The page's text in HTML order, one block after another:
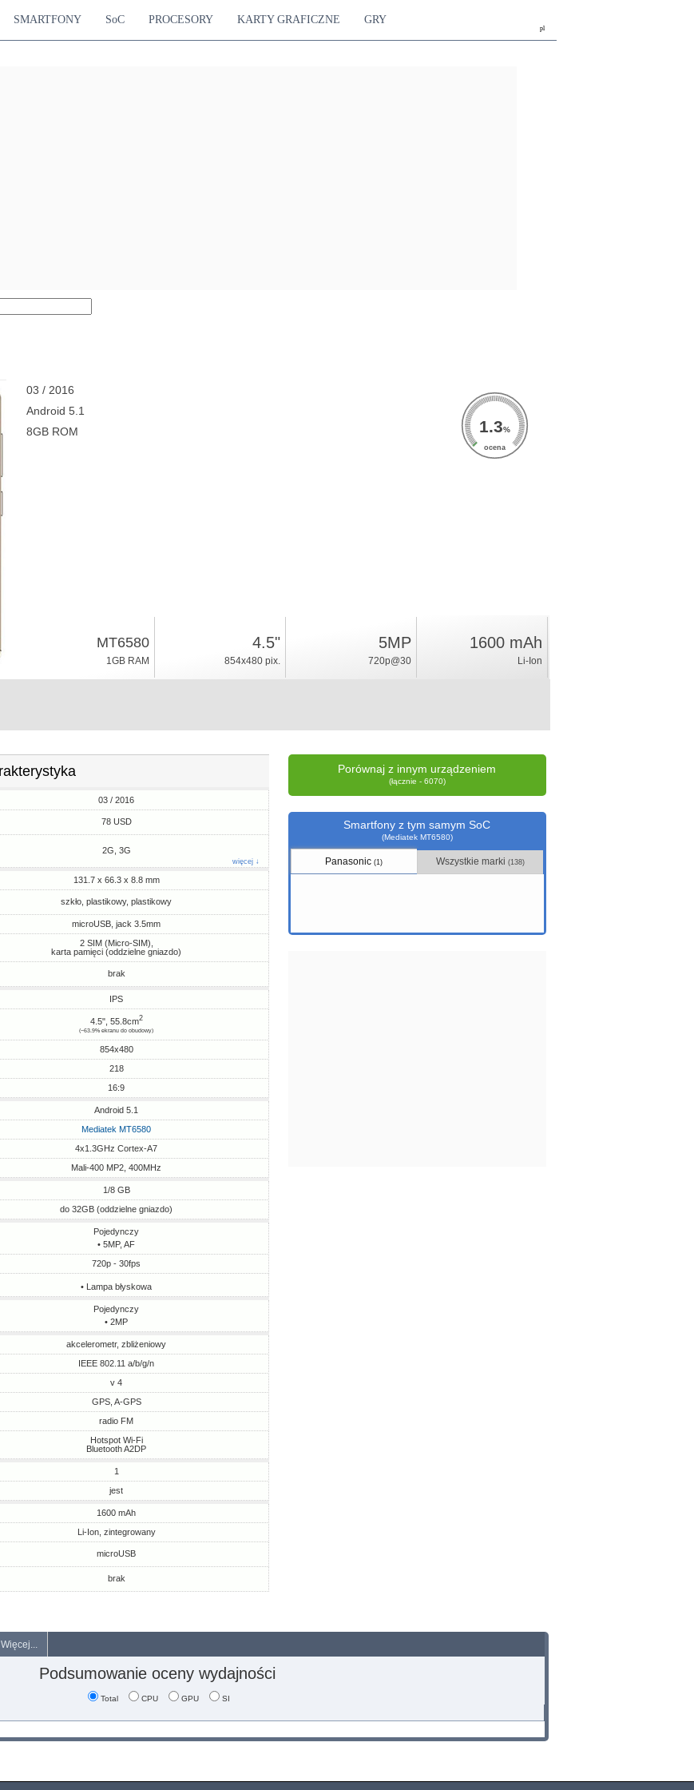
pl
SMARTFONY SoC PROCESORY KARTY GRAFICZNE GRY
03 / 2016
Android 5.1
8GB ROM
1.3%
ocena
MT6580
1GB RAM
4.5"
854x480 pix.
5MP
720p@30
1600 mAh
Li-Ion
03 / 2016
78 USD
2G, 3G
więcej ↓
131.7 x 66.3 x 8.8 mm
szkło, plastikowy, plastikowy
microUSB, jack 3.5mm
2 SIM (Micro-SIM),
karta pamięci (oddzielne gniazdo)
brak
IPS
4.5", 55.8cm2
(~63.9% ekranu do obudowy)
854x480
218
16:9
Android 5.1
Mediatek MT6580
4x1.3GHz Cortex-A7
Mali-400 MP2, 400MHz
1/8 GB
do 32GB (oddzielne gniazdo)
Pojedynczy
• 5MP, AF
720p - 30fps
• Lampa błyskowa
Pojedynczy
• 2MP
akcelerometr, zbliżeniowy
IEEE 802.11 a/b/g/n
v 4
GPS, A-GPS
radio FM
Hotspot Wi-Fi
Bluetooth A2DP
1
jest
1600 mAh
Li-Ion, zintegrowany
microUSB
brak
Porównaj z innym urządzeniem
(łącznie - 6070)
Smartfony z tym samym SoC
(Mediatek MT6580)
Panasonic(1) Wszystkie marki (138)
Więcej...
Podsumowanie oceny wydajności
Total CPU GPU SI